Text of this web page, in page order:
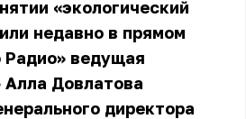
«экологический
недавно в прямом
Радио» ведущая
Алла Довлатова
директора